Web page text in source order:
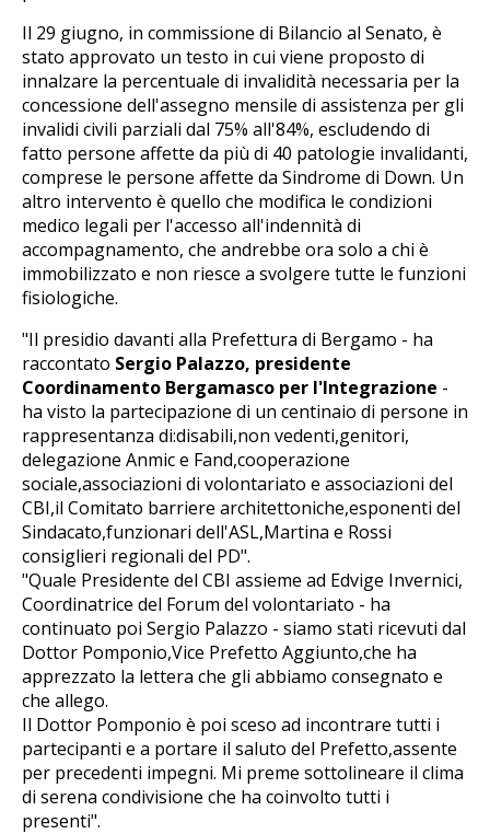
Il 29 giugno, in commissione di Bilancio al Senato, è
stato approvato un testo in cui viene proposto di
innalzare la percentuale di invalidità necessaria per la
concessione dell'assegno mensile di assistenza per gli
invalidi civili parziali dal 75% all'84%, escludendo di
fatto persone affette da più di 40 patologie invalidanti,
comprese le persone affette da Sindrome di Down. Un
altro intervento è quello che modifica le condizioni
medico legali per l'accesso all'indennità di
accompagnamento, che andrebbe ora solo a chi è
immobilizzato e non riesce a svolgere tutte le funzioni
fisiologiche.
"Il presidio davanti alla Prefettura di Bergamo - ha
raccontato Sergio Palazzo, presidente
Coordinamento Bergamasco per l'Integrazione -
ha visto la partecipazione di un centinaio di persone in
rappresentanza di:disabili,non vedenti,genitori,
delegazione Anmic e Fand,cooperazione
sociale,associazioni di volontariato e associazioni del
CBI,il Comitato barriere architettoniche,esponenti del
Sindacato,funzionari dell'ASL,Martina e Rossi
consiglieri regionali del PD".
"Quale Presidente del CBI assieme ad Edvige Invernici,
Coordinatrice del Forum del volontariato - ha
continuato poi Sergio Palazzo - siamo stati ricevuti dal
Dottor Pomponio,Vice Prefetto Aggiunto,che ha
apprezzato la lettera che gli abbiamo consegnato e
che allego.
Il Dottor Pomponio è poi sceso ad incontrare tutti i
partecipanti e a portare il saluto del Prefetto,assente
per precedenti impegni. Mi preme sottolineare il clima
di serena condivisione che ha coinvolto tutti i
presenti".